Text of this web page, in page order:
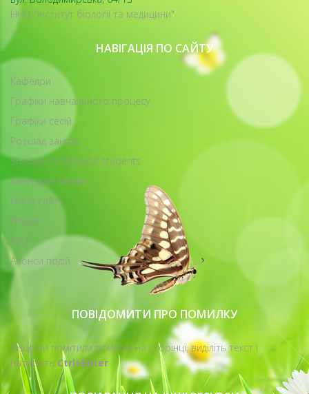
ННЦ "Інститут біології та медицини"
НАВІГАЦІЯ ПО САЙТУ
Кафедри
Графіки навчального процесу
Графіки сесій
Розклад занять
Shedule for Medical students
Календар тижнів
Мапа сайту
Пошук
FAQ
Анонси подій
ПОВІДОМИТИ ПРО ПОМИЛКУ
Якщо ви помітили помилку на сторінці, виділіть текст і
натисніть Ctrl+Enter